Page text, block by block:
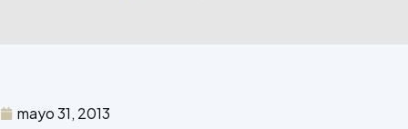
mayo 31, 2013